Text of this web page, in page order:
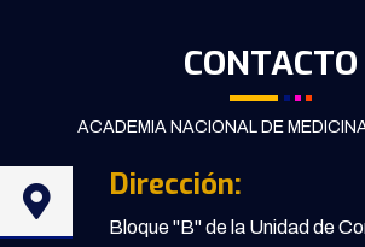
CONTACTO
ACADEMIA NACIONAL DE
Dirección:
Bloque "B" de la Unidad de